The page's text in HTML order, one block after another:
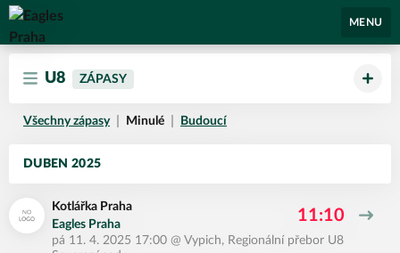
Eagles Praha
MENU
U8 ZÁPASY
Všechny zápasy Minulé Budoucí
DUBEN 2025
Kotlářka Praha
Eagles Praha
11:10
pá 11. 4. 2025 17:00 @ Vypich, Regionální přebor U8